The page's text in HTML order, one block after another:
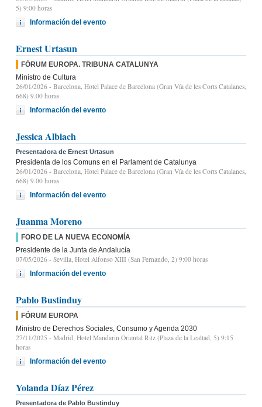
5) 9:00 horas
Información del evento
Ernest Urtasun
FÓRUM EUROPA. TRIBUNA CATALUNYA
Ministro de Cultura
26/01/2026 - Barcelona, Hotel Palace de Barcelona (Gran Vía de les Corts Catalanes,
668) 9.00 horas
Información del evento
Jessica Albiach
Presentadora de Ernest Urtasun
Presidenta de los Comuns en el Parlament de Catalunya
26/01/2026 - Barcelona, Hotel Palace de Barcelona (Gran Vía de les Corts Catalanes,
668) 9.00 horas
Información del evento
Juanma Moreno
FORO DE LA NUEVA ECONOMÍA
Presidente de la Junta de Andalucía
07/05/2026 - Sevilla, Hotel Alfonso XIII (San Fernando, 2) 9:00 horas
Información del evento
Pablo Bustinduy
FÓRUM EUROPA
Ministro de Derechos Sociales, Consumo y Agenda 2030
27/11/2025 - Madrid, Hotel Mandarin Oriental Ritz (Plaza de la Lealtad, 5) 9:15
horas
Información del evento
Yolanda Díaz Pérez
Presentadora de Pablo Bustinduy